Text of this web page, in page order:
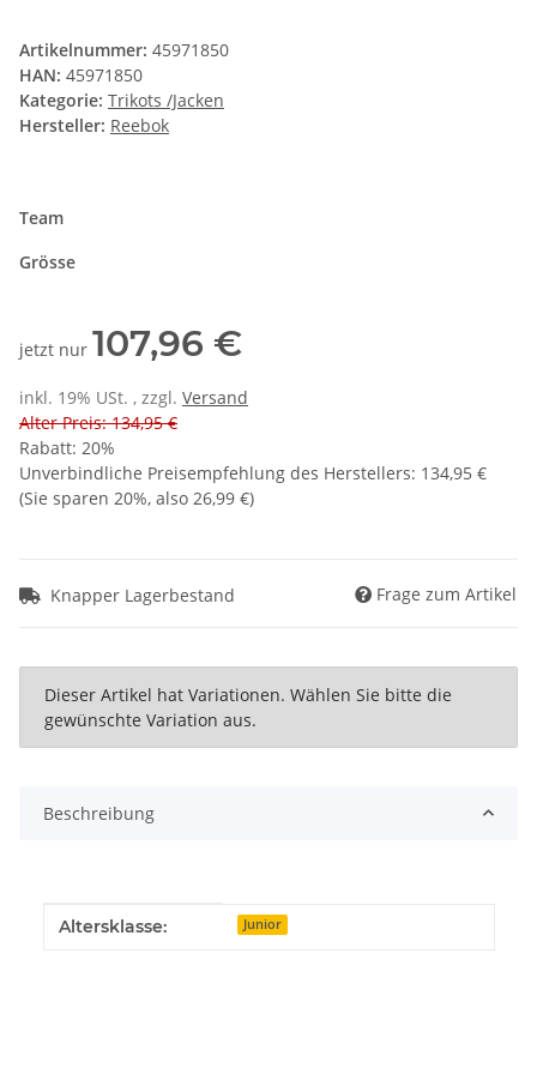
Artikelnummer: 45971850
HAN: 45971850
Kategorie: Trikots /Jacken
Hersteller: Reebok
Team
Grösse
jetzt nur 107,96 €
inkl. 19% USt. , zzgl. Versand
Alter Preis: 134,95 €
Rabatt: 20%
Unverbindliche Preisempfehlung des Herstellers: 134,95 €
(Sie sparen 20%, also 26,99 €)
Knapper Lagerbestand Frage zum Artikel
x
Dieser Artikel hat Variationen. Wählen Sie bitte die
gewünschte Variation aus.
Beschreibung
Produkteigenschaft
Wert
Altersklasse: Junior